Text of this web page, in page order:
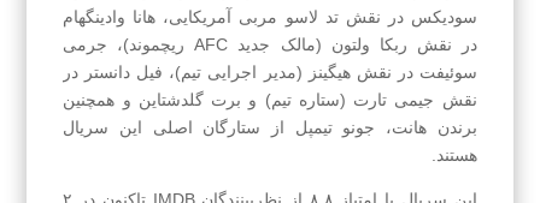
سودیکس در نقش تد‌ لاسو مربی آمریکایی، هانا‌ وادینگهام
در نقش ربکا ولتون (مالک جدید AFC ریچموند)، جرمی
سوئیفت در نقش هیگینز (مدیر اجرایی تیم)، فیل دانستر در
نقش جیمی تارت (ستاره تیم) و برت گلدشتاین و همچنین
برندن هانت، جونو‌ تیمپل از ستارگان اصلی این سریال
هستند.